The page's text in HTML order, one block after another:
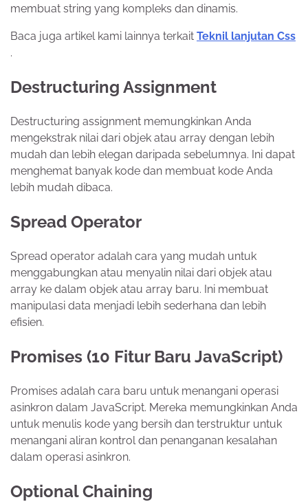
membuat string yang kompleks dan dinamis.
Baca juga artikel kami lainnya terkait Teknil lanjutan Css
.
Destructuring Assignment
Destructuring assignment memungkinkan Anda
mengekstrak nilai dari objek atau array dengan lebih
mudah dan lebih elegan daripada sebelumnya. Ini dapat
menghemat banyak kode dan membuat kode Anda
lebih mudah dibaca.
Spread Operator
Spread operator adalah cara yang mudah untuk
menggabungkan atau menyalin nilai dari objek atau
array ke dalam objek atau array baru. Ini membuat
manipulasi data menjadi lebih sederhana dan lebih
efisien.
Promises (10 Fitur Baru JavaScript)
Promises adalah cara baru untuk menangani operasi
asinkron dalam JavaScript. Mereka memungkinkan Anda
untuk menulis kode yang bersih dan terstruktur untuk
menangani aliran kontrol dan penanganan kesalahan
dalam operasi asinkron.
Optional Chaining